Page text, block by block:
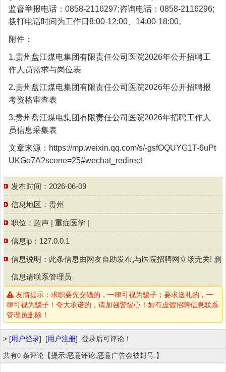
监督举报电话：0858-2116297;咨询电话：0858-2116296;
拨打电话时间为工作日8:00-12:00、14:00-18:00。
附件：
1.贵州盘江煤电集团有限责任公司医院2026年公开招聘工
作人员需求与岗位表
2.贵州盘江煤电集团有限责任公司医院2026年公开招聘报
考资格审查表
3.贵州盘江煤电集团有限责任公司医院2026年招聘工作人
员信息采集表
文章来源：https://mp.weixin.qq.com/s/-gsfOQUYG1T-6uPt
UKGo7A?scene=25#wechat_redirect
发布时间：2026-06-09
信息地区： 贵州
职位： 超声 | 重症医学 |
信息ip：127.0.0.1
信息说明：此条信息由网友自助发布,与医院招聘网立场无关! 删
信息请联系管理员
友情提示：求职要先交钱的，一律可视为骗子；要求送礼的，一
律可视为骗子！夸大承诺的，请加强警惕心！如有虚假招聘信息联系
管理员删除！
> [用户登录] [用户注册] 登录后可评论！
共有0 条评论【提示:恶意评论,恶意广告会被封号.】